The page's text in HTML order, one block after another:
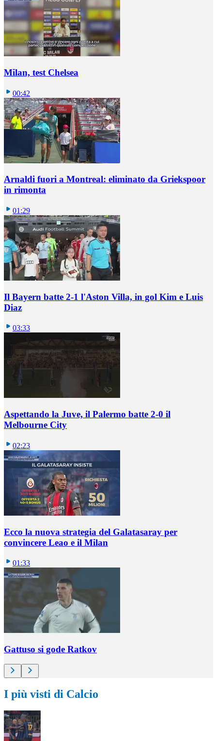
Milan, test Chelsea
00:42
Arnaldi fuori a Montreal: eliminato da Griekspoor
in rimonta
01:29
Il Bayern batte 2-1 l'Aston Villa, in gol Kim e Luis
Diaz
03:33
Aspettando la Juve, il Palermo batte 2-0 il
Melbourne City
02:23
Ecco la nuova strategia del Galatasaray per
convincere Leao e il Milan
01:33
Gattuso si gode Ratkov
I più visti di Calcio